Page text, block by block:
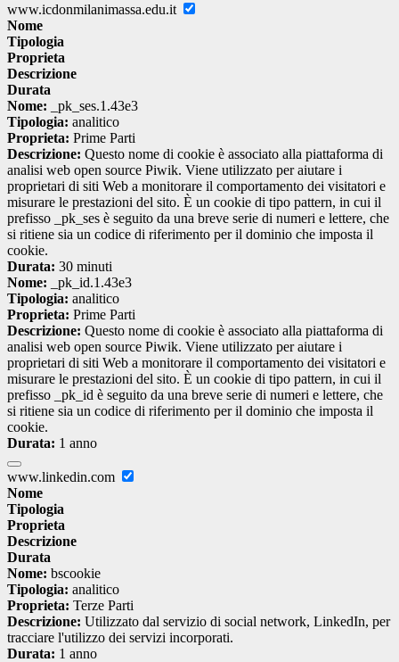
www.icdonmilanimassa.edu.it
Nome
Tipologia
Proprieta
Descrizione
Durata
Nome: _pk_ses.1.43e3
Tipologia: analitico
Proprieta: Prime Parti
Descrizione: Questo nome di cookie è associato alla piattaforma di
analisi web open source Piwik. Viene utilizzato per aiutare i
proprietari di siti Web a monitorare il comportamento dei visitatori e
misurare le prestazioni del sito. È un cookie di tipo pattern, in cui il
prefisso _pk_ses è seguito da una breve serie di numeri e lettere, che
si ritiene sia un codice di riferimento per il dominio che imposta il
cookie.
Durata: 30 minuti
Nome: _pk_id.1.43e3
Tipologia: analitico
Proprieta: Prime Parti
Descrizione: Questo nome di cookie è associato alla piattaforma di
analisi web open source Piwik. Viene utilizzato per aiutare i
proprietari di siti Web a monitorare il comportamento dei visitatori e
misurare le prestazioni del sito. È un cookie di tipo pattern, in cui il
prefisso _pk_id è seguito da una breve serie di numeri e lettere, che
si ritiene sia un codice di riferimento per il dominio che imposta il
cookie.
Durata: 1 anno
www.linkedin.com
Nome
Tipologia
Proprieta
Descrizione
Durata
Nome: bscookie
Tipologia: analitico
Proprieta: Terze Parti
Descrizione: Utilizzato dal servizio di social network, LinkedIn, per
tracciare l'utilizzo dei servizi incorporati.
Durata: 1 anno